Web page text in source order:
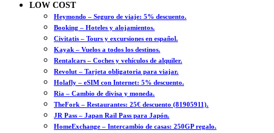
LOW COST
Heymondo – Seguro de viaje: 5% descuento.
Booking – Hoteles y alojamientos.
Civitatis – Tours y excursiones en español.
Kayak – Vuelos a todos los destinos.
Rentalcars – Coches y vehículos de alquiler.
Revolut – Tarjeta obligatoria para viajar.
Holafly – eSIM con Internet: 5% descuento.
Ria – Cambio de divisa y moneda.
TheFork – Restaurantes: 25€ descuento (81905911).
JR Pass – Japan Rail Pass para Japón.
HomeExchange – Intercambio de casas: 250GP regalo.